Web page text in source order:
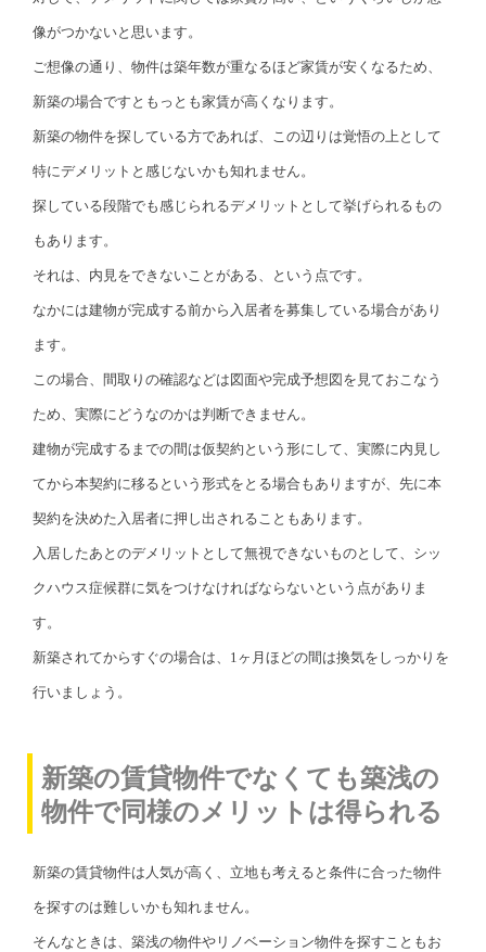
像がつかないと思います。
ご想像の通り、物件は築年数が重なるほど家賃が安くなるため、
新築の場合ですともっとも家賃が高くなります。
新築の物件を探している方であれば、この辺りは覚悟の上として
特にデメリットと感じないかも知れません。
探している段階でも感じられるデメリットとして挙げられるもの
もあります。
それは、内見をできないことがある、という点です。
なかには建物が完成する前から入居者を募集している場合があり
ます。
この場合、間取りの確認などは図面や完成予想図を見ておこなう
ため、実際にどうなのかは判断できません。
建物が完成するまでの間は仮契約という形にして、実際に内見し
てから本契約に移るという形式をとる場合もありますが、先に本
契約を決めた入居者に押し出されることもあります。
入居したあとのデメリットとして無視できないものとして、シッ
クハウス症候群に気をつけなければならないという点がありま
す。
新築されてからすぐの場合は、1ヶ月ほどの間は換気をしっかりを
行いましょう。
新築の賃貸物件でなくても築浅の
物件で同様のメリットは得られる
新築の賃貸物件は人気が高く、立地も考えると条件に合った物件
を探すのは難しいかも知れません。
そんなときは、築浅の物件やリノベーション物件を探すこともお